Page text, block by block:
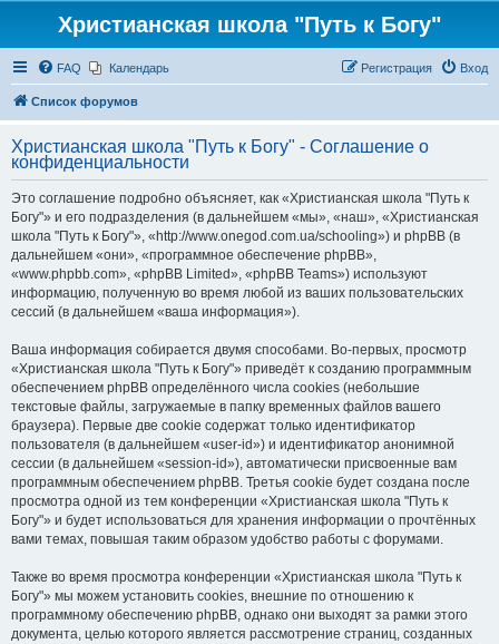
Христианская школа "Путь к Богу"
FAQ Календарь Вход
Регистрация
Список форумов
Христианская школа "Путь к Богу" - Соглашение о
конфиденциальности
Это соглашение подробно объясняет, как «Христианская школа "Путь к
Богу"» и его подразделения (в дальнейшем «мы», «наш», «Христианская
школа "Путь к Богу"», «http://www.onegod.com.ua/schooling») и phpBB (в
дальнейшем «они», «программное обеспечение phpBB»,
«www.phpbb.com», «phpBB Limited», «phpBB Teams») используют
информацию, полученную во время любой из ваших пользовательских
сессий (в дальнейшем «ваша информация»).
Ваша информация собирается двумя способами. Во-первых, просмотр
«Христианская школа "Путь к Богу"» приведёт к созданию программным
обеспечением phpBB определённого числа cookies (небольшие
текстовые файлы, загружаемые в папку временных файлов вашего
браузера). Первые две cookie содержат только идентификатор
пользователя (в дальнейшем «user-id») и идентификатор анонимной
сессии (в дальнейшем «session-id»), автоматически присвоенные вам
программным обеспечением phpBB. Третья cookie будет создана после
просмотра одной из тем конференции «Христианская школа "Путь к
Богу"» и будет использоваться для хранения информации о прочтённых
вами темах, повышая таким образом удобство работы с форумами.
Также во время просмотра конференции «Христианская школа "Путь к
Богу"» мы можем установить cookies, внешние по отношению к
программному обеспечению phpBB, однако они выходят за рамки этого
документа, целью которого является рассмотрение страниц, созданных